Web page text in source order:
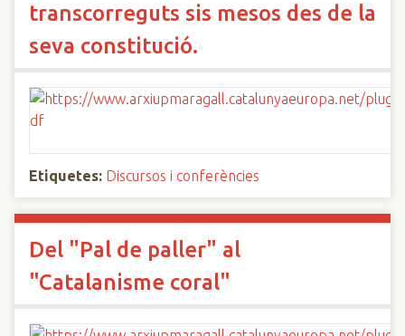
transcorreguts sis mesos des de la
seva constitució.
Etiquetes: Discursos i conferències
Del "Pal de paller" al
"Catalanisme coral"